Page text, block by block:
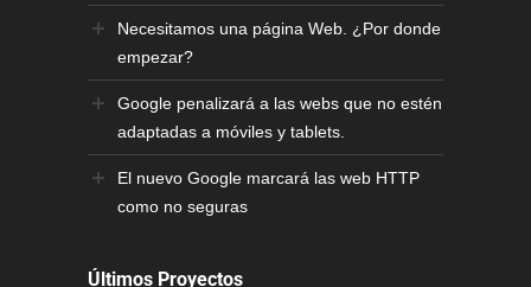
Necesitamos una página Web. ¿Por donde
empezar?
Google penalizará a las webs que no estén
adaptadas a móviles y tablets.
El nuevo Google marcará las web HTTP
como no seguras
Últimos Proyectos